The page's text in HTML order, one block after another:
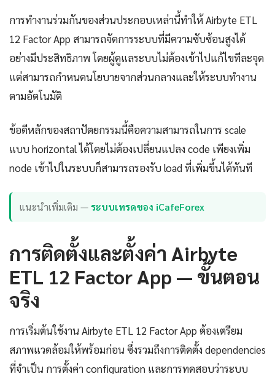
การทำงานร่วมกันของส่วนประกอบเหล่านี้ทำให้ Airbyte ETL
12 Factor App สามารถจัดการระบบที่มีความซับซ้อนสูงได้
อย่างมีประสิทธิภาพ โดยผู้ดูแลระบบไม่ต้องเข้าไปแก้ไขทีละจุด
แต่สามารถกำหนดนโยบายจากส่วนกลางและให้ระบบทำงาน
ตามอัตโนมัติ
ข้อดีหลักของสถาปัตยกรรมนี้คือความสามารถในการ scale
แบบ horizontal ได้โดยไม่ต้องเปลี่ยนแปลง code เพียงเพิ่ม
node เข้าไปในระบบก็สามารถรองรับ load ที่เพิ่มขึ้นได้ทันที
แนะนำเพิ่มเติม —ระบบเทรดของ iCafeForex
การติดตั้งและตั้งค่า Airbyte
ETL 12 Factor App — ขั้นตอน
จริง
การเริ่มต้นใช้งาน Airbyte ETL 12 Factor App ต้องเตรียม
สภาพแวดล้อมให้พร้อมก่อน ซึ่งรวมถึงการติดตั้ง dependencies
ที่จำเป็น การตั้งค่า configuration และการทดสอบว่าระบบ